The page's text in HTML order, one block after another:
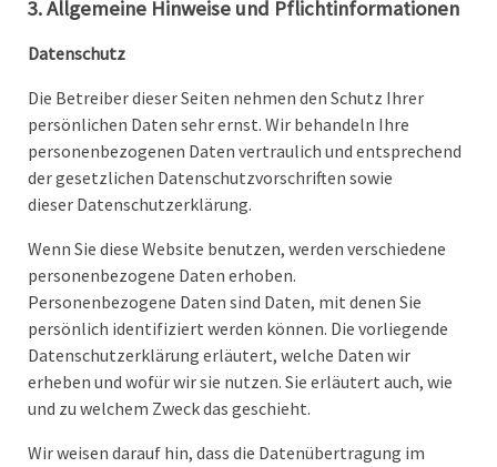
3. Allgemeine Hinweise und Pflichtinformationen
Datenschutz
Die Betreiber dieser Seiten nehmen den Schutz Ihrer
persönlichen Daten sehr ernst. Wir behandeln Ihre
personenbezogenen Daten vertraulich und entsprechend
der gesetzlichen Datenschutzvorschriften sowie
dieser Datenschutzerklärung.
Wenn Sie diese Website benutzen, werden verschiedene
personenbezogene Daten erhoben.
Personenbezogene Daten sind Daten, mit denen Sie
persönlich identifiziert werden können. Die vorliegende
Datenschutzerklärung erläutert, welche Daten wir
erheben und wofür wir sie nutzen. Sie erläutert auch, wie
und zu welchem Zweck das geschieht.
Wir weisen darauf hin, dass die Datenübertragung im